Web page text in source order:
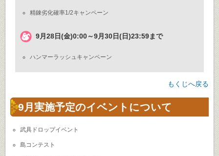
精錬劣化確率1/2キャンペーン
9月28日(金)0:00～9月30日(日)23:59まで
ハンマーラッシュキャンペーン
もくじへ戻る
9月実施予定のイベントについて
武具ドロップイベント
島コンテスト